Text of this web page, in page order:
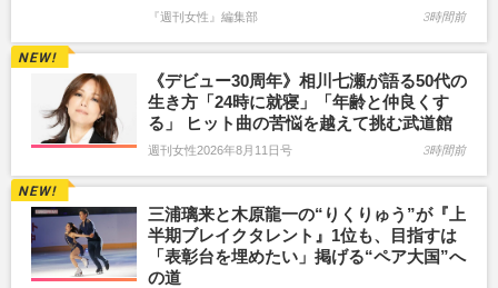
『週刊女性』編集部 3時間前
《デビュー30周年》相川七瀬が語る50代の
生き方「24時に就寝」「年齢と仲良くす
る」 ヒット曲の苦悩を越えて挑む武道館
週刊女性2026年8月11日号 3時間前
三浦璃来と木原龍一の“りくりゅう”が『上
半期ブレイクタレント』1位も、目指すは
「表彰台を埋めたい」掲げる“ペア大国”へ
の道